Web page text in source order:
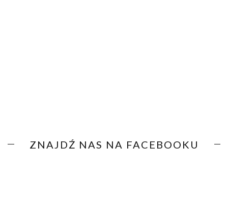
ZNAJDŹ NAS NA FACEBOOKU